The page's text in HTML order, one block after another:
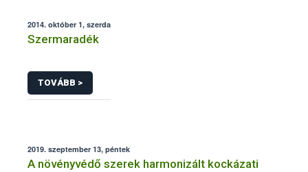
2014. október 1, szerda
Szermaradék
TOVÁBB >
2019. szeptember 13, péntek
A növényvédő szerek harmonizált kockázati